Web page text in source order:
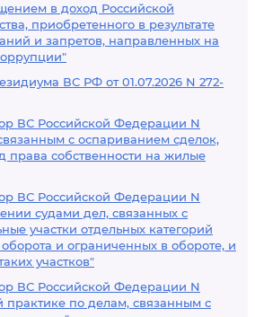
в доход Российской
приобретенного в результате
и запретов, направленных на
ВС РФ от 01.07.2026 N 272-
ВС Российской Федерации N
с оспариванием сделок,
права собственности на жилые
ВС Российской Федерации N
судами дел, связанных с
участки отдельных категорий
и ограниченных в обороте, и
участков"
ВС Российской Федерации N
практике по делам, связанным с